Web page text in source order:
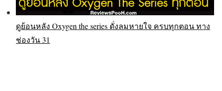
ดูย้อนหลัง Oxygen the series ดั่งลมหายใจ ครบทุกตอน ทาง
ช่องวัน 31